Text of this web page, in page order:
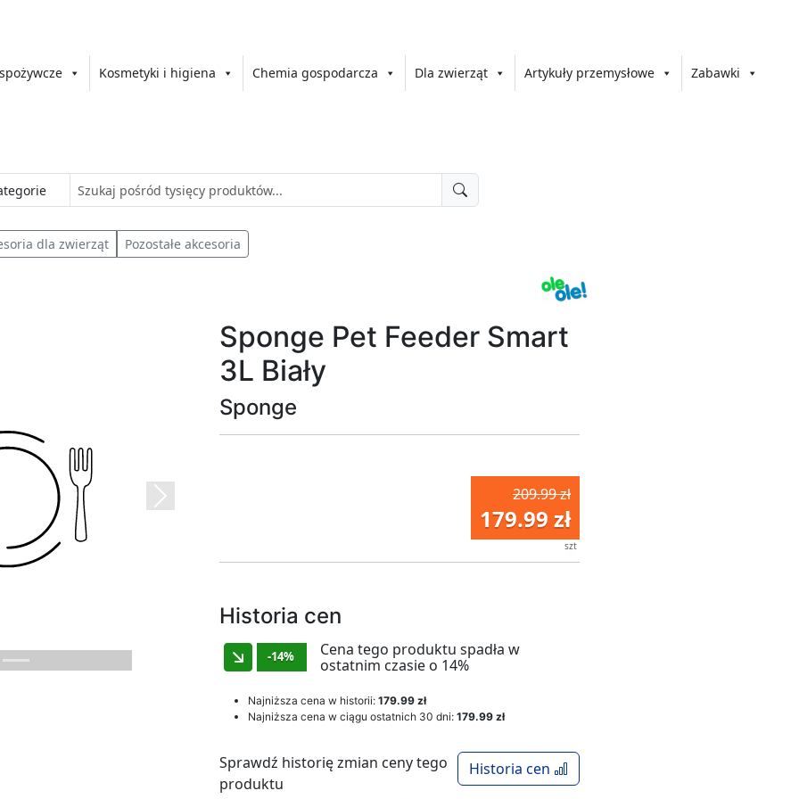
Kosmetyki i higiena Chemia gospodarcza Dla zwierząt Artykuły przemysłowe Zabawki
dla zwierząt Pozostałe akcesoria
Next
Sponge Pet Feeder Smart
3L Biały
Sponge
209.99 zł
179.99 zł
szt
Historia cen
-14%
Cena tego produktu spadła w
ostatnim czasie o 14%
Najniższa cena w historii: 179.99 zł
Najniższa cena w ciągu ostatnich 30 dni: 179.99 zł
Historia cen
Sprawdź historię zmian ceny tego
produktu